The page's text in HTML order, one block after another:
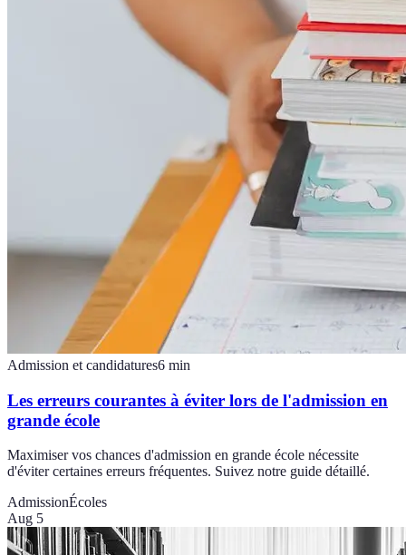
Admission et candidatures6 min
Les erreurs courantes à éviter lors de l'admission en
grande école
Maximiser vos chances d'admission en grande école nécessite
d'éviter certaines erreurs fréquentes. Suivez notre guide détaillé.
AdmissionÉcoles
Aug 5